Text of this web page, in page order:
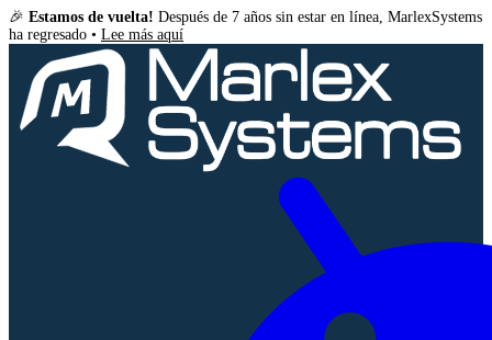
🎉 Estamos de vuelta! Después de 7 años sin estar en línea, MarlexSystems
ha regresado • Lee más aquí